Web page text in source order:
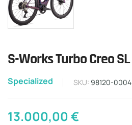
S-Works Turbo Creo SL
Specialized SKU: 98120-0004
13.000,00€